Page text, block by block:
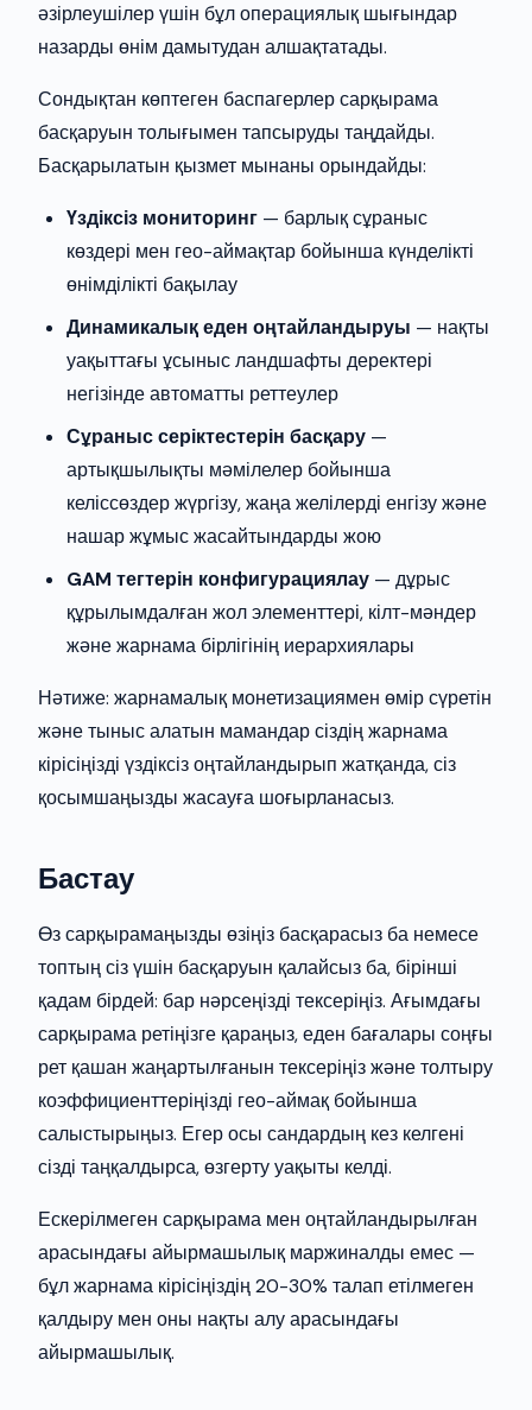
әзірлеушілер үшін бұл операциялық шығындар
назарды өнім дамытудан алшақтатады.
Сондықтан көптеген баспагерлер сарқырама
басқаруын толығымен тапсыруды таңдайды.
Басқарылатын қызмет мынаны орындайды:
Үздіксіз мониторинг — барлық сұраныс
көздері мен гео-аймақтар бойынша күнделікті
өнімділікті бақылау
Динамикалық еден оңтайландыруы — нақты
уақыттағы ұсыныс ландшафты деректері
негізінде автоматты реттеулер
Сұраныс серіктестерін басқару —
артықшылықты мәмілелер бойынша
келіссөздер жүргізу, жаңа желілерді енгізу және
нашар жұмыс жасайтындарды жою
GAM тегтерін конфигурациялау — дұрыс
құрылымдалған жол элементтері, кілт-мәндер
және жарнама бірлігінің иерархиялары
Нәтиже: жарнамалық монетизациямен өмір сүретін
және тыныс алатын мамандар сіздің жарнама
кірісіңізді үздіксіз оңтайландырып жатқанда, сіз
қосымшаңызды жасауға шоғырланасыз.
Бастау
Өз сарқырамаңызды өзіңіз басқарасыз ба немесе
топтың сіз үшін басқаруын қалайсыз ба, бірінші
қадам бірдей: бар нәрсеңізді тексеріңіз. Ағымдағы
сарқырама ретіңізге қараңыз, еден бағалары соңғы
рет қашан жаңартылғанын тексеріңіз және толтыру
коэффициенттеріңізді гео-аймақ бойынша
салыстырыңыз. Егер осы сандардың кез келгені
сізді таңқалдырса, өзгерту уақыты келді.
Ескерілмеген сарқырама мен оңтайландырылған
арасындағы айырмашылық маржиналды емес —
бұл жарнама кірісіңіздің 20-30% талап етілмеген
қалдыру мен оны нақты алу арасындағы
айырмашылық.